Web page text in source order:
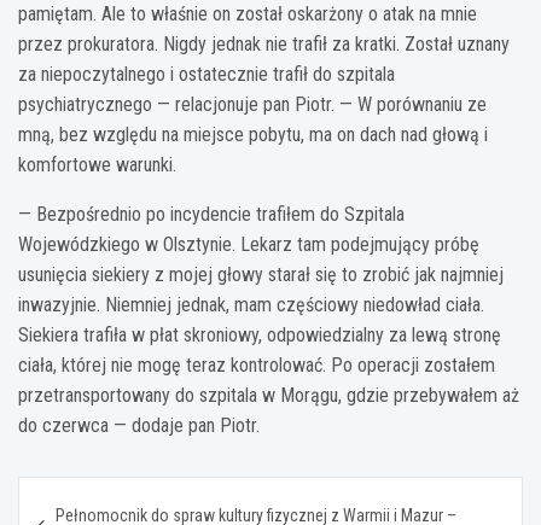
pamiętam. Ale to właśnie on został oskarżony o atak na mnie
przez prokuratora. Nigdy jednak nie trafił za kratki. Został uznany
za niepoczytalnego i ostatecznie trafił do szpitala
psychiatrycznego — relacjonuje pan Piotr. — W porównaniu ze
mną, bez względu na miejsce pobytu, ma on dach nad głową i
komfortowe warunki.
— Bezpośrednio po incydencie trafiłem do Szpitala
Wojewódzkiego w Olsztynie. Lekarz tam podejmujący próbę
usunięcia siekiery z mojej głowy starał się to zrobić jak najmniej
inwazyjnie. Niemniej jednak, mam częściowy niedowład ciała.
Siekiera trafiła w płat skroniowy, odpowiedzialny za lewą stronę
ciała, której nie mogę teraz kontrolować. Po operacji zostałem
przetransportowany do szpitala w Morągu, gdzie przebywałem aż
do czerwca — dodaje pan Piotr.
Pełnomocnik do spraw kultury fizycznej z Warmii i Mazur –